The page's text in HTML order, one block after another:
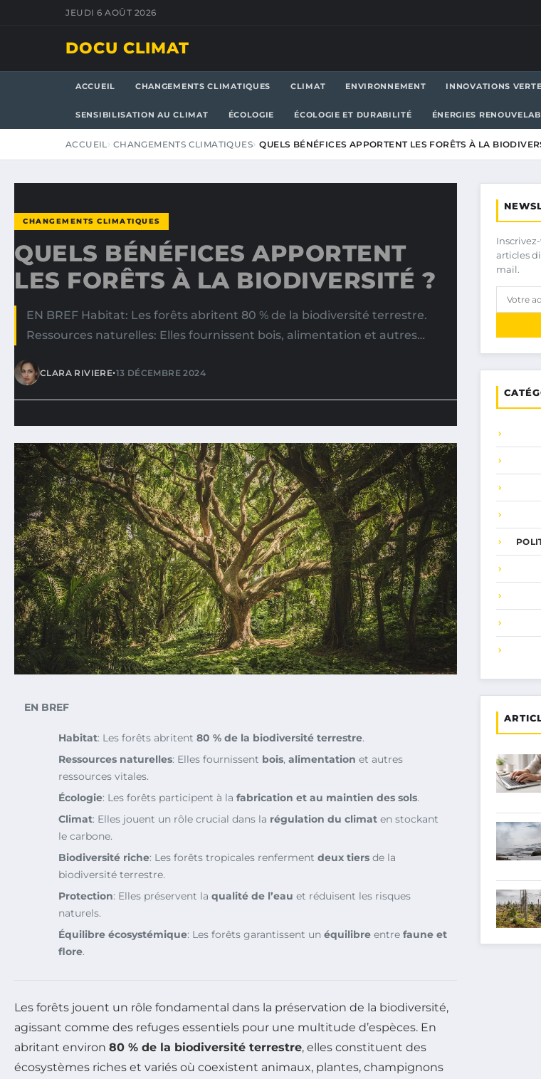
JEUDI 6 AOÛT 2026
DOCU CLIMAT
ACCUEIL CHANGEMENTS CLIMATIQUES CLIMAT ENVIRONNEMENT INNOVATIONS
SENSIBILISATION AU CLIMAT ÉCOLOGIE ÉCOLOGIE ET DURABILITÉ ÉNERGIES
ACCUEIL CHANGEMENTS CLIMATIQUES QUELS BÉNÉFICES APPORTENT LES FORÊTS À LA
CHANGEMENTS CLIMATIQUES
QUELS BÉNÉFICES APPORTENT
LES FORÊTS À LA BIODIVERSITÉ ?
EN BREF Habitat: Les forêts abritent 80 % de la biodiversité terrestre.
Ressources naturelles: Elles fournissent bois, alimentation et autres…
CLARA RIVIERE•13 DÉCEMBRE 2024
EN BREF
Habitat: Les forêts abritent 80 % de la biodiversité terrestre.
Ressources naturelles: Elles fournissent bois, alimentation et autres
ressources vitales.
Écologie: Les forêts participent à la fabrication et au maintien des sols.
Climat: Elles jouent un rôle crucial dans la régulation du climat en stockant
le carbone.
Biodiversité riche: Les forêts tropicales renferment deux tiers de la
biodiversité terrestre.
Protection: Elles préservent la qualité de l’eau et réduisent les risques
naturels.
Équilibre écosystémique: Les forêts garantissent un équilibre entre faune et
flore.
Les forêts jouent un rôle fondamental dans la préservation de la biodiversité,
agissant comme des refuges essentiels pour une multitude d’espèces. En
abritant environ 80 % de la biodiversité terrestre, elles constituent des
écosystèmes riches et variés où coexistent animaux, plantes, champignons
articles
mail.